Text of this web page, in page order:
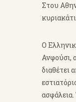
Στου
Ο
Ανφούσι,
διαθέτει
ασφάλεια.